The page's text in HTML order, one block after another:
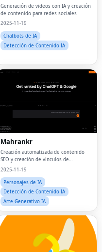
Generación de videos con IA y creación
de contenido para redes sociales
2025-11-19
Chatbots de IA
Detección de Contenido IA
Mahrankr
Creación automatizada de contenido
SEO y creación de vínculos de
retroceso para aumentar el tráfico
2025-11-19
Personajes de IA
Detección de Contenido IA
Arte Generativo IA